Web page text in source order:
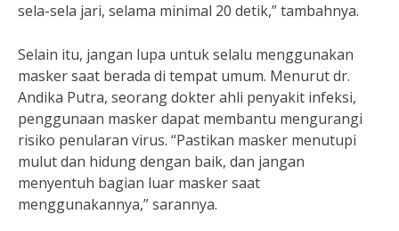
sela-sela jari, selama minimal 20 detik,” tambahnya.
Selain itu, jangan lupa untuk selalu menggunakan
masker saat berada di tempat umum. Menurut dr.
Andika Putra, seorang dokter ahli penyakit infeksi,
penggunaan masker dapat membantu mengurangi
risiko penularan virus. “Pastikan masker menutupi
mulut dan hidung dengan baik, dan jangan
menyentuh bagian luar masker saat
menggunakannya,” sarannya.